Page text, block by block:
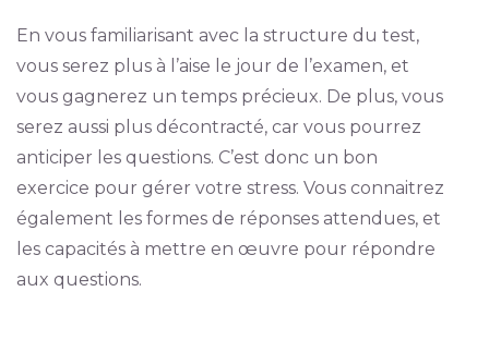
En vous familiarisant avec la structure du test,
vous serez plus à l’aise le jour de l’examen, et
vous gagnerez un temps précieux. De plus, vous
serez aussi plus décontracté, car vous pourrez
anticiper les questions. C’est donc un bon
exercice pour gérer votre stress. Vous connaitrez
également les formes de réponses attendues, et
les capacités à mettre en œuvre pour répondre
aux questions.